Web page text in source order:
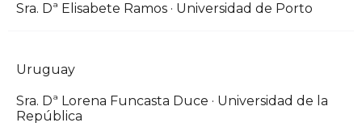
Sra. Dª Elisabete Ramos · Universidad de Porto
Uruguay
Sra. Dª Lorena Funcasta Duce · Universidad de la
República